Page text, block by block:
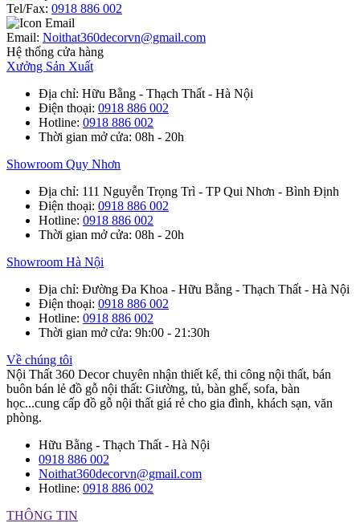
Tel/Fax: 0918 886 002
Email: Noithat360decorvn@gmail.com
Hệ thống cửa hàng
Xưởng Sản Xuất
Địa chỉ: Hữu Bằng - Thạch Thất - Hà Nội
Điện thoại: 0918 886 002
Hotline: 0918 886 002
Thời gian mở cửa: 08h - 20h
Showroom Quy Nhơn
Địa chỉ: 111 Nguyễn Trọng Trì - TP Qui Nhơn - Bình Định
Điện thoại: 0918 886 002
Hotline: 0918 886 002
Thời gian mở cửa: 08h - 20h
Showroom Hà Nội
Địa chỉ: Đường Đa Khoa - Hữu Bằng - Thạch Thất - Hà Nội
Điện thoại: 0918 886 002
Hotline: 0918 886 002
Thời gian mở cửa: 9h:00 - 21:30h
Về chúng tôi
Nội Thất 360 Decor chuyên nhận thiết kế, thi công nội thất, bán
buôn bán lẻ đồ gỗ nội thất: Giường, tủ, bàn ghế, sofa, bàn
học...cung cấp đồ gỗ nội thất giá rẻ cho gia đình, khách sạn, văn
phòng.
Hữu Bằng - Thạch Thất - Hà Nội
0918 886 002
Noithat360decorvn@gmail.com
Hotline: 0918 886 002
THÔNG TIN